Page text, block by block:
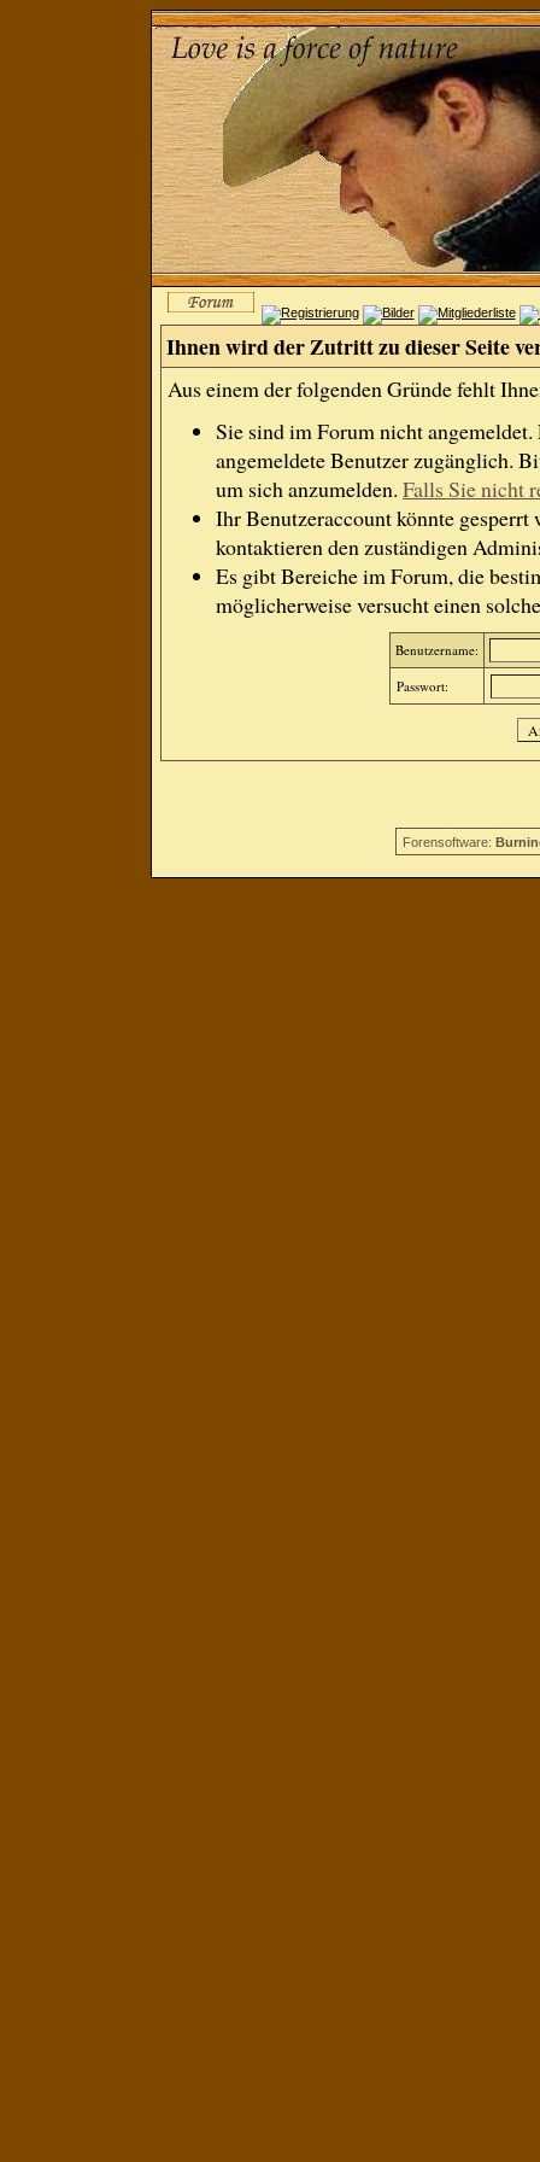
Ihnen wird der Zutritt zu dieser Seite
Aus einem der folgenden Gründe fehlt
Sie sind im Forum nicht
angemeldete Benutzer zugänglich.
um sich anzumelden. Falls Sie nicht
Ihr Benutzeraccount könnte gesperrt
kontaktieren den zuständigen
Es gibt Bereiche im Forum, die
möglicherweise versucht einen
Benutzername:
Passwort:
Forensoftware: